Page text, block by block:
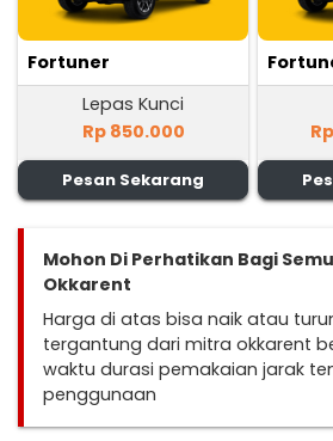
Fortuner
Lepas Kunci
Rp 850.000
Pesan Sekarang
Mohon Di Perhatikan Bagi
Okkarent
Harga di atas bisa naik atau
tergantung dari mitra okkarent
waktu durasi pemakaian jarak
penggunaan